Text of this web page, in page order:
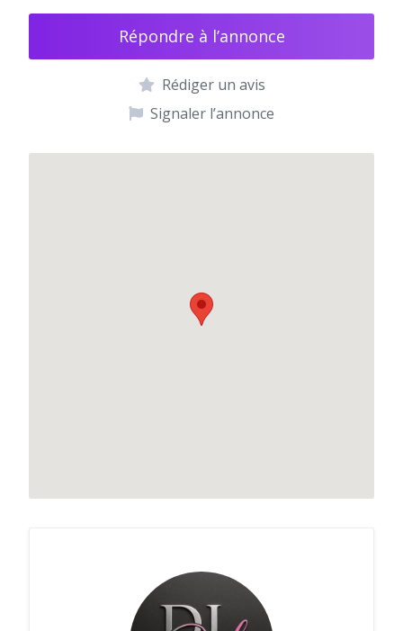
Répondre à l’annonce
Rédiger un avis
Signaler l’annonce